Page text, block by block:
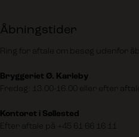
Åbningstider
Ring for aftale om besøg udenfor
Bryggeriet Ø. Karleby
Fredag: 13.00-16.00 eller efter
Kontoret i Søllested
Efter aftale på +45 61 66 16 11